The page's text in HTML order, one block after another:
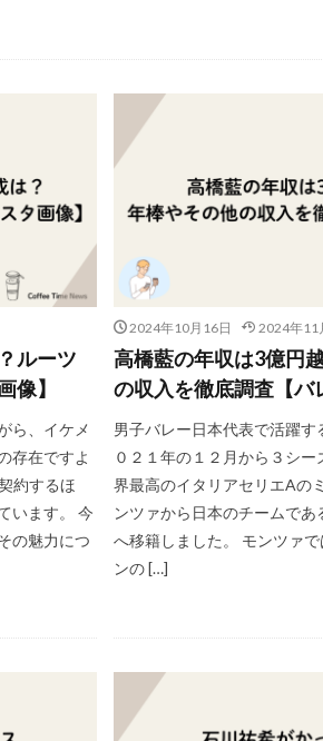
ルーツ
像】
ら、イケメ
存在ですよ
約するほ
います。 今
の魅力につ
2024年10月16日 2024年11
高橋藍の年収は3億円
の収入を徹底調査【バ
男子バレー日本代表で活躍す
０２１年の１２月から３シ
界最高のイタリアセリエAの
ンツァから日本のチームで
へ移籍しました。 モンツァ
ンの […]